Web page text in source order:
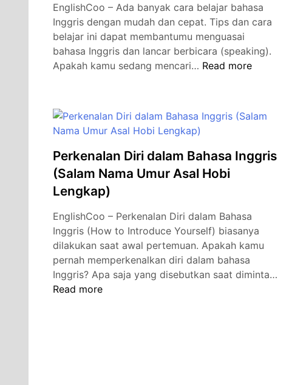
EnglishCoo – Ada banyak cara belajar bahasa
Inggris dengan mudah dan cepat. Tips dan cara
belajar ini dapat membantumu menguasai
bahasa Inggris dan lancar berbicara (speaking).
Apakah kamu sedang mencari… Cara
dengan
dan
Cepat
Read more
Perkenalan Diri dalam Bahasa Inggris
(Salam Nama Umur Asal Hobi
Lengkap)
EnglishCoo – Perkenalan Diri dalam Bahasa
Inggris (How to Introduce Yourself) biasanya
dilakukan saat awal pertemuan. Apakah kamu
pernah memperkenalkan diri dalam bahasa
Inggris? Apa saja yang disebutkan saat diminta…
Perkenalan
Read more